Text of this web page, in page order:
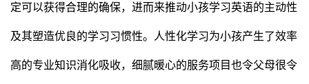
定可以获得合理的确保，进而来推动小孩学习英语的主动性
及其塑造优良的学习习惯性。人性化学习为小孩产生了效率
高的专业知识消化吸收，细腻暖心的服务项目也令父母很令